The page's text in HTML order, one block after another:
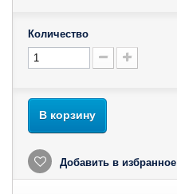
Количество
В корзину
Добавить в избранное